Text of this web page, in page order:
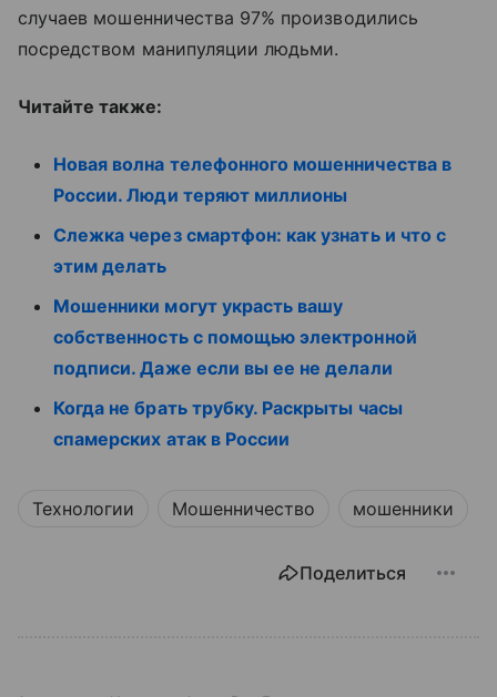
случаев мошенничества 97% производились
посредством манипуляции людьми.
Читайте также:
Новая волна телефонного мошенничества в
России. Люди теряют миллионы
Слежка через смартфон: как узнать и что с
этим делать
Мошенники могут украсть вашу
собственность с помощью электронной
подписи. Даже если вы ее не делали
Когда не брать трубку. Раскрыты часы
спамерских атак в России
Технологии Мошенничество мошенники
Поделиться